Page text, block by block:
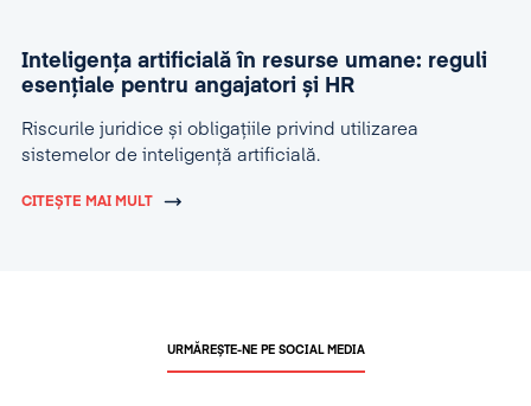
Inteligența artificială în resurse umane: reguli
esențiale pentru angajatori și HR
Riscurile juridice și obligațiile privind utilizarea
sistemelor de inteligență artificială.
CITEȘTE MAI MULT
URMĂREȘTE-NE PE SOCIAL MEDIA